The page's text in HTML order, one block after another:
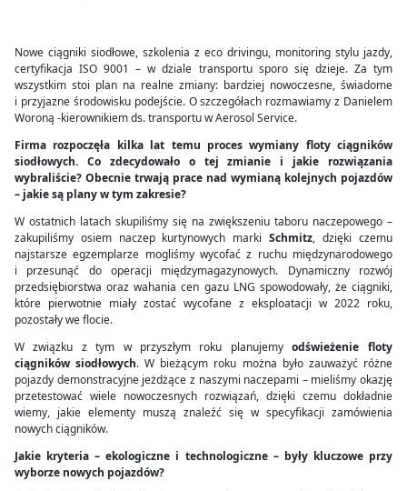
Nowe ciągniki siodłowe, szkolenia z eco drivingu, monitoring stylu jazdy,
certyfikacja ISO 9001 – w dziale transportu sporo się dzieje. Za tym
wszystkim stoi plan na realne zmiany: bardziej nowoczesne, świadome
i przyjazne środowisku podejście. O szczegółach rozmawiamy z Danielem
Woroną -kierownikiem ds. transportu w Aerosol Service.
Firma rozpoczęła kilka lat temu proces wymiany floty ciągników
siodłowych. Co zdecydowało o tej zmianie i jakie rozwiązania
wybraliście? Obecnie trwają prace nad wymianą kolejnych pojazdów
– jakie są plany w tym zakresie?
W ostatnich latach skupiliśmy się na zwiększeniu taboru naczepowego –
zakupiliśmy osiem naczep kurtynowych marki Schmitz, dzięki czemu
najstarsze egzemplarze mogliśmy wycofać z ruchu międzynarodowego
i przesunąć do operacji międzymagazynowych. Dynamiczny rozwój
przedsiębiorstwa oraz wahania cen gazu LNG spowodowały, że ciągniki,
które pierwotnie miały zostać wycofane z eksploatacji w 2022 roku,
pozostały we flocie.
W związku z tym w przyszłym roku planujemy odświeżenie floty
ciągników siodłowych. W bieżącym roku można było zauważyć różne
pojazdy demonstracyjne jeżdżące z naszymi naczepami – mieliśmy okazję
przetestować wiele nowoczesnych rozwiązań, dzięki czemu dokładnie
wiemy, jakie elementy muszą znaleźć się w specyfikacji zamówienia
nowych ciągników.
Jakie kryteria – ekologiczne i technologiczne – były kluczowe przy
wyborze nowych pojazdów?